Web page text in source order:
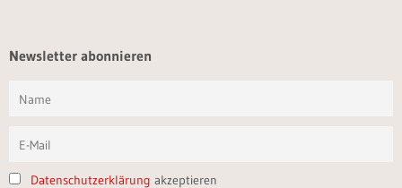
Newsletter abonnieren
Datenschutzerklärung akzeptieren